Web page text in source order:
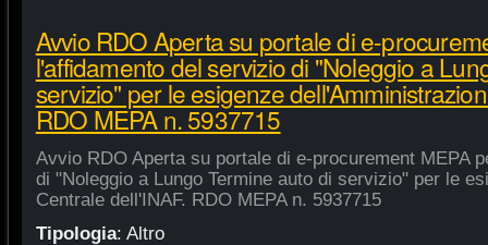
Avvio RDO Aperta su portale di e-
l'affidamento del servizio di "Noleggio a
servizio" per le esigenze
RDO MEPA n. 5937715
Avvio RDO Aperta su portale di e-procurement MEPA
di "Noleggio a Lungo Termine auto di servizio" per le
Centrale dell'INAF. RDO MEPA n. 5937715
Tipologia: Altro